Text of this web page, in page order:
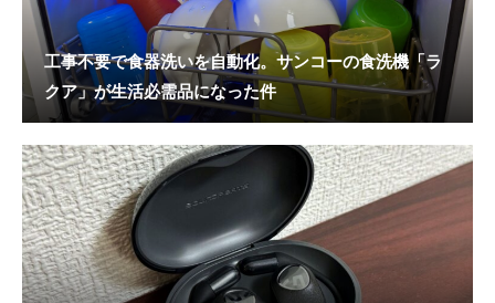
工事不要で食器洗いを自動化。サンコーの食洗機「ラ
クア」が生活必需品になった件